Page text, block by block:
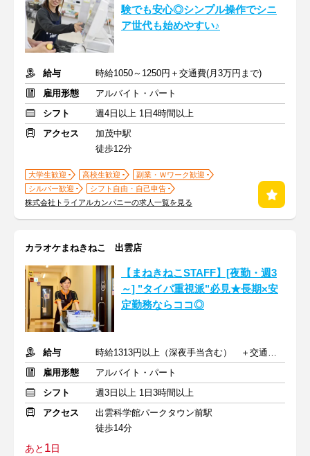
験でも安心◎シンプル操作でシニ
ア世代も始めやすい♪
給与
時給1050～1250円＋交通費(月3万円まで)
雇用形態
アルバイト・パート
シフト
週4日以上 1日4時間以上
アクセス
加茂中駅
徒歩12分
大学生歓迎 高校生歓迎
副業・Ｗワーク歓迎
シルバー歓迎
シフト自由・自己申告
株式会社トライアルカンパニーの求人一覧を見る
カラオケまねきねこ 出雲店
【まねきねこSTAFF】[夜勤・週3
～] "タイパ重視派"必見★長期×安
定勤務ならココ◎
給与
時給1313円以上（深夜手当含む） ＋交通費支給
雇用形態
アルバイト・パート
シフト
週3日以上 1日3時間以上
アクセス
出雲科学館パークタウン前駅
徒歩14分
あと 1日